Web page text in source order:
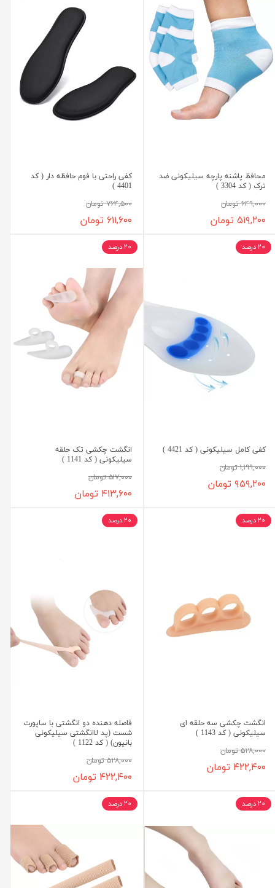
محافظ پاشنه پارچه سیلیکونی ضد
ترک ( کد 3304 )
۶۴۹,۰۰۰ تومان
۵۱۹,۲۰۰ تومان
کفی راحتی با فوم حافظه دار ( کد
4401 )
۷۶۴,۵۰۰ تومان
۶۱۱,۶۰۰ تومان
کفی کامل سیلیکونی ( کد 4421 )
۱,۱۹۹,۰۰۰ تومان
۹۵۹,۲۰۰ تومان
۲۰ درصد
انگشت چکشی تک حلقه
سیلیکونی ( کد 1141 )
۵۱۷,۰۰۰ تومان
۴۱۳,۶۰۰ تومان
۲۰ درصد
انگشت چکشی سه حلقه ای
سیلیکونی ( کد 1143 )
۵۲۸,۰۰۰ تومان
۴۲۲,۴۰۰ تومان
۲۰ درصد
فاصله دهنده دو انگشتی با ساپورت
شست (پد لاانگشتی سیلیکونی
بانیون) ( کد 1122 )
۵۲۸,۰۰۰ تومان
۴۲۲,۴۰۰ تومان
۲۰ درصد
۲۰ درصد ۲۰ درصد